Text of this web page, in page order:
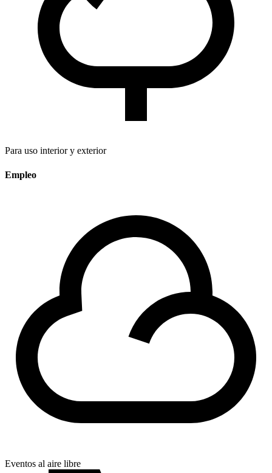
Para uso interior y exterior
Empleo
Eventos al aire libre